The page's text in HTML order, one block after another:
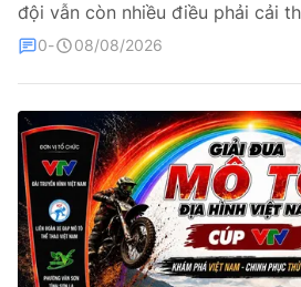
Thể thao Điện tử
Các môn khác
VIDEO
Bên lề
đội vẫn còn nhiều điều phải cải
0 08/08/2026